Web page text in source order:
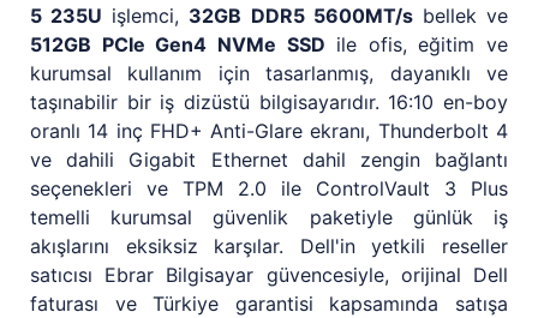
5 235U işlemci, 32GB DDR5 5600MT/sbellek ve
512GB PCIe Gen4 NVMe SSD ile ofis, eğitim ve
kurumsal kullanım için tasarlanmış, dayanıklı ve
taşınabilir bir iş dizüstü bilgisayarıdır. 16:10 en-boy
oranlı 14 inç FHD+ Anti-Glare ekranı, Thunderbolt 4
ve dahili Gigabit Ethernet dahil zengin bağlantı
seçenekleri ve TPM 2.0 ile ControlVault 3 Plus
temelli kurumsal güvenlik paketiyle günlük iş
akışlarını eksiksiz karşılar. Dell'in yetkili reseller
satıcısı Ebrar Bilgisayar güvencesiyle, orijinal Dell
faturası ve Türkiye garantisi kapsamında satışa